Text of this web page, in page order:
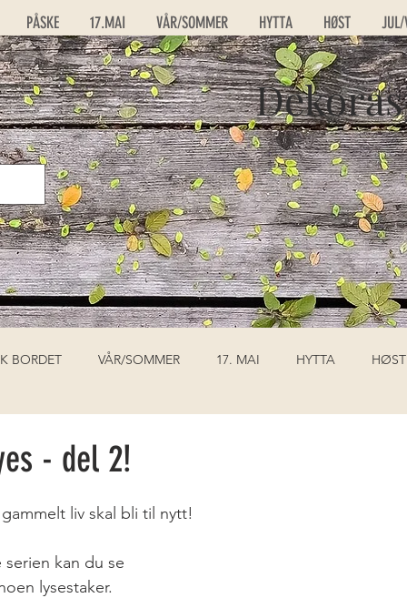
PÅSKE 17.MAI VÅR/SOMMER HYTTA HØST JUL/
BORDET VÅR/SOMMER 17. MAI HYTTA HØST
- del 2!
liv skal bli til nytt!
kan du se
lysestaker.